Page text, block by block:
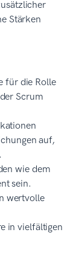
Stärken
für die Rolle
Scrum
auf,
wie dem
sein.
wertvolle
in vielfältigen